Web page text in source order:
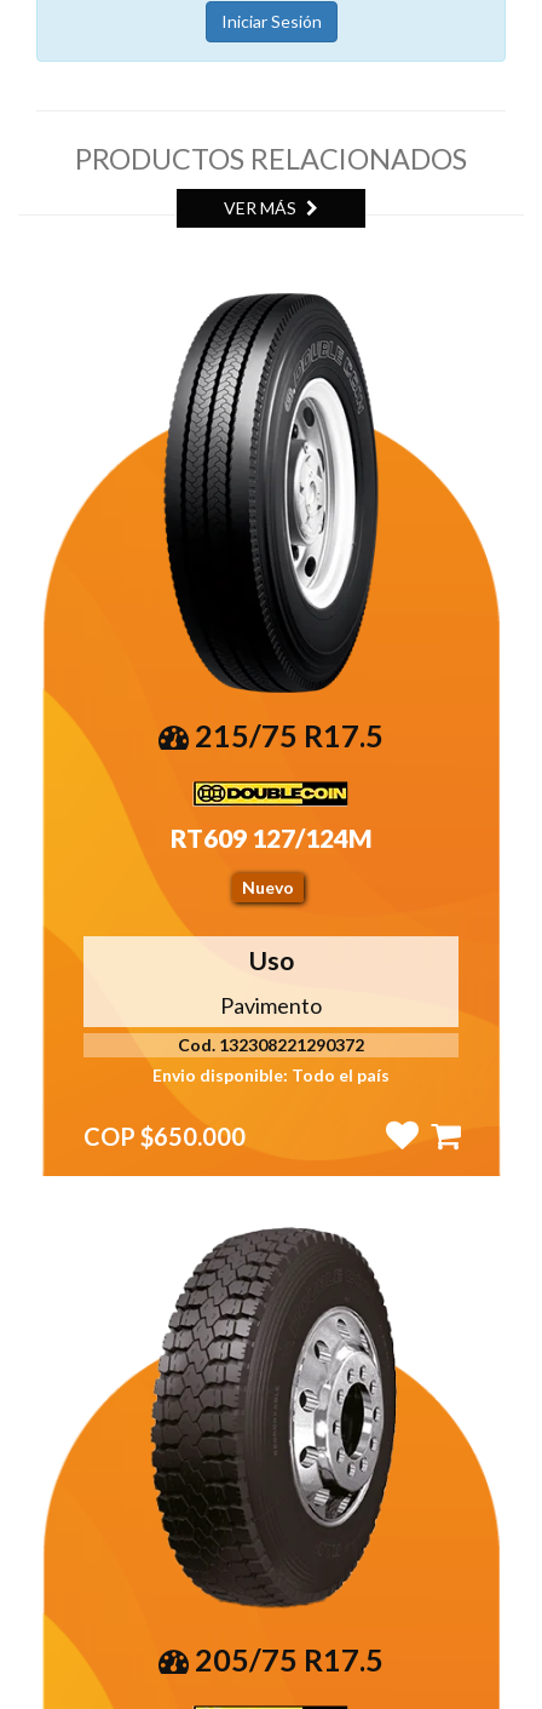
Iniciar Sesión
PRODUCTOS RELACIONADOS
VER MÁS
215/75 R17.5
RT609 127/124M
Nuevo
Uso
Pavimento
Cod. 132308221290372
Envio disponible: Todo el país
COP $650.000
205/75 R17.5